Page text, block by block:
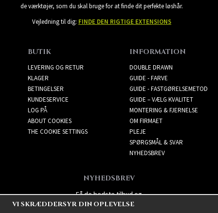
de værktøjer, som du skal bruge for at finde dit perfekte løshår.
Vejledning til dig: FINDE DEN RIGTIGE EXTENSIONS
BUTIK
LEVERING OG RETUR
KLAGER
BETINGELSER
KUNDESERVICE
LOG PÅ
ABOUT COOKIES
THE COOKIE SETTINGS
INFORMATION
DOUBLE DRAWN
GUIDE - FARVE
GUIDE - FASTGØRELSEMETOD
GUIDE – VÆLG KVALITET
MONTERING & FJERNELSE
OM FIRMAET
PLEJE
SPØRGSMÅL & SVAR
NYHEDSBREV
NYHEDSBREV
Få de bedste tilbud og
spændende nye produkter!
VI SKRÆDDERSYR DIN OPLEVELSE